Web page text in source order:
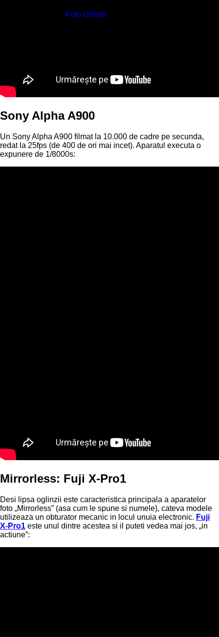
Sony Alpha A900
Un Sony Alpha A900 filmat la 10.000 de cadre pe secunda,
redat la 25fps (de 400 de ori mai incet). Aparatul executa o
expunere de 1/8000s:
Mirrorless: Fuji X-Pro1
Desi lipsa oglinzii este caracteristica principala a aparatelor
foto „Mirrorless” (asa cum le spune si numele), cateva modele
utilizeaza un obturator mecanic in locul unuia electronic. Fuji
X-Pro1 este unul dintre acestea si il puteti vedea mai jos, „in
actiune”: